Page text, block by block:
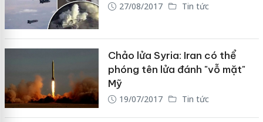
27/08/2017 Tin tức
Chảo lửa Syria: Iran có thể
phóng tên lửa đánh "vỗ mặt"
Mỹ
19/07/2017 Tin tức